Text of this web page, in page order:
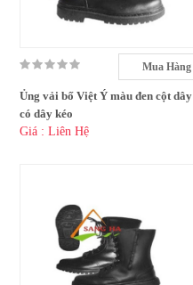
Mua Hàng
Ủng vải bố Việt Ý màu đen cột dây
có dây kéo
Giá : Liên Hệ